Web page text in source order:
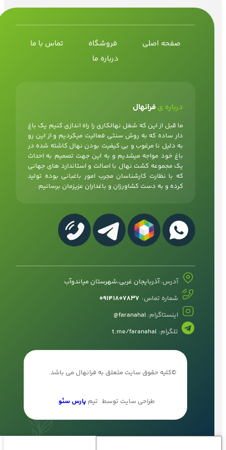
صفحه اصلی فروشگاه
تماس با ما
درباره ما
درباره یفرانهال
ما قبل از این که شغل نهالکاری را راه اندازی کنیم یک باغ
دار ساده که به روش سنتی فعالیت میکردیم و از این رو
به دلیل نا مرغوب و بی کیفیت بودن نهال کاشته شده در
باغ خود مواجه میشدیم و به این جهت تصمیم به احداث
یک مجموعه کشت نهال با اصالت و استاندارد های جهانی
که با نظارت کارشناسان مجرب امور باغبانی بوده تولید
کرده و به دست کشاورزان و باغداران عزیزمان برسانیم .
آدرس:آذربایجان غربی،شهرستان میاندوآب
شماره تماس:۰۹۱۴۱۸۰۷۸۳۷
اینستاگرام:faranahal@
تلگرام:t.me/faranahal
©کلیه حقوق سایت متعلق به فرانهال می باشد.
طراحی سایت توسط تیم پارس سئو